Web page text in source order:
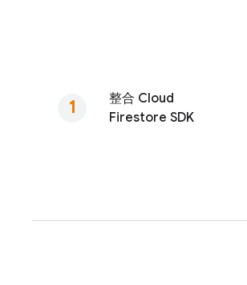
整合 Cloud
Firestore SDK